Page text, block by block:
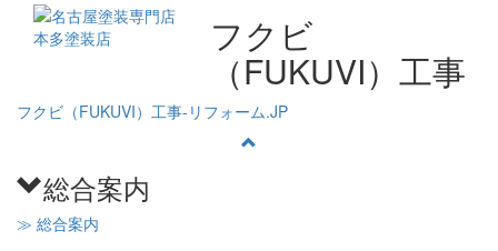
フクビ
（FUKUVI）工事
フクビ（FUKUVI）工事‐リフォーム.JP
総合案内
≫ 総合案内